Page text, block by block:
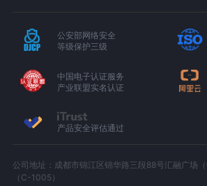
公安部网络安全
等级保护三级
中国电子认证服务
产业联盟实名认证
产品安全评估通过
公司地址：成都市锦江区锦华路三段88号汇融广场
（C-1005）